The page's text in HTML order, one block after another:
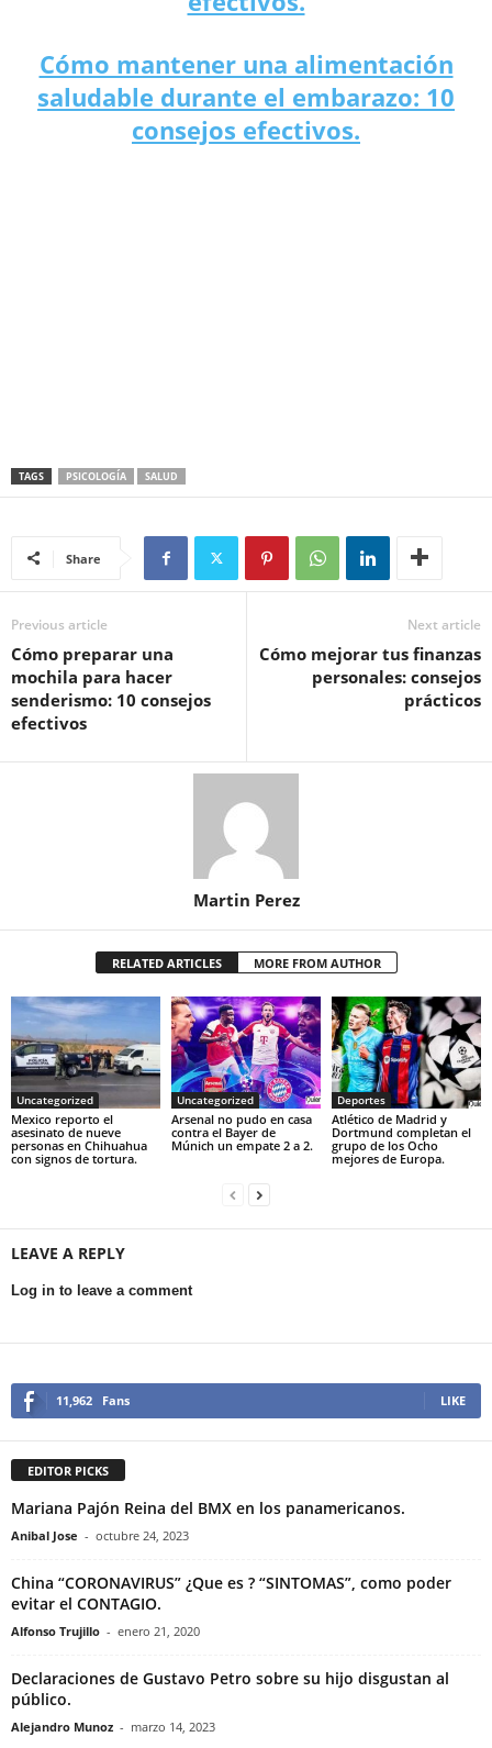
Cómo mantener una alimentación
saludable durante el embarazo: 10
consejos efectivos.
TAGS PSICOLOGÍA SALUD
Share
Previous article
Cómo preparar una
mochila para hacer
senderismo: 10 consejos
efectivos
Next article
Cómo mejorar tus finanzas
personales: consejos
prácticos
Martin Perez
RELATED ARTICLES MORE FROM AUTHOR
Uncategorized
Mexico reporto el
asesinato de nueve
personas en Chihuahua
con signos de tortura.
Uncategorized
Arsenal no pudo en casa
contra el Bayer de
Múnich un empate 2 a 2.
Deportes
Atlético de Madrid y
Dortmund completan el
grupo de los Ocho
mejores de Europa.
LEAVE A REPLY
Log in to leave a comment
11,962 Fans LIKE
EDITOR PICKS
Mariana Pajón Reina del BMX en los panamericanos.
Anibal Jose - octubre 24, 2023
China “CORONAVIRUS” ¿Que es ? “SINTOMAS”, como poder
evitar el CONTAGIO.
Alfonso Trujillo - enero 21, 2020
Declaraciones de Gustavo Petro sobre su hijo disgustan al
público.
Alejandro Munoz - marzo 14, 2023